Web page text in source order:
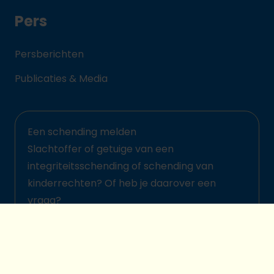
Pers
Persberichten
Publicaties & Media
Een schending melden
Slachtoffer of getuige van een
integriteitsschending of schending van
kinderrechten? Of heb je daarover een
vraag?